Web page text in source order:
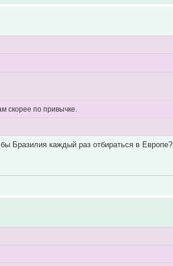
скорее по привычке.
Бразилия каждый раз отбираться в Европе?